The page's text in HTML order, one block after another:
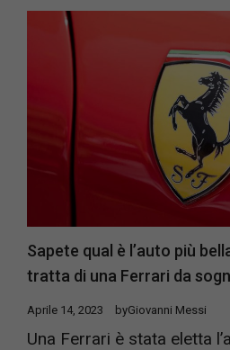
Sapete qual è l’auto più
tratta di una Ferrari da
Aprile 14, 2023 byGiovanni Messi
Una Ferrari è stata eletta